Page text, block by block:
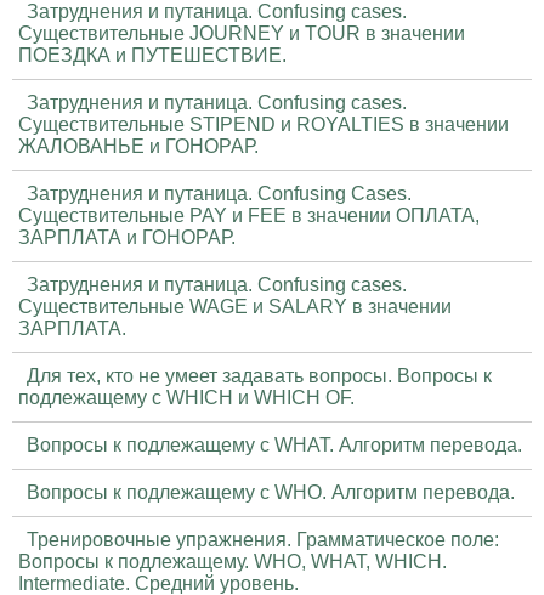
Затруднения и путаница. Confusing cases.
Существительные JOURNEY и TOUR в значении
ПОЕЗДКА и ПУТЕШЕСТВИЕ.
Затруднения и путаница. Confusing cases.
Существительные STIPEND и ROYALTIES в значении
ЖАЛОВАНЬЕ и ГОНОРАР.
Затруднения и путаница. Confusing Cases.
Существительные PAY и FEE в значении ОПЛАТА,
ЗАРПЛАТА и ГОНОРАР.
Затруднения и путаница. Confusing cases.
Существительные WAGE и SALARY в значении
ЗАРПЛАТА.
Для тех, кто не умеет задавать вопросы. Вопросы к
подлежащему с WHICH и WHICH OF.
Вопросы к подлежащему с WHAT. Алгоритм перевода.
Вопросы к подлежащему с WHO. Алгоритм перевода.
Тренировочные упражнения. Грамматическое поле:
Вопросы к подлежащему. WHO, WHAT, WHICH.
Intermediate. Средний уровень.